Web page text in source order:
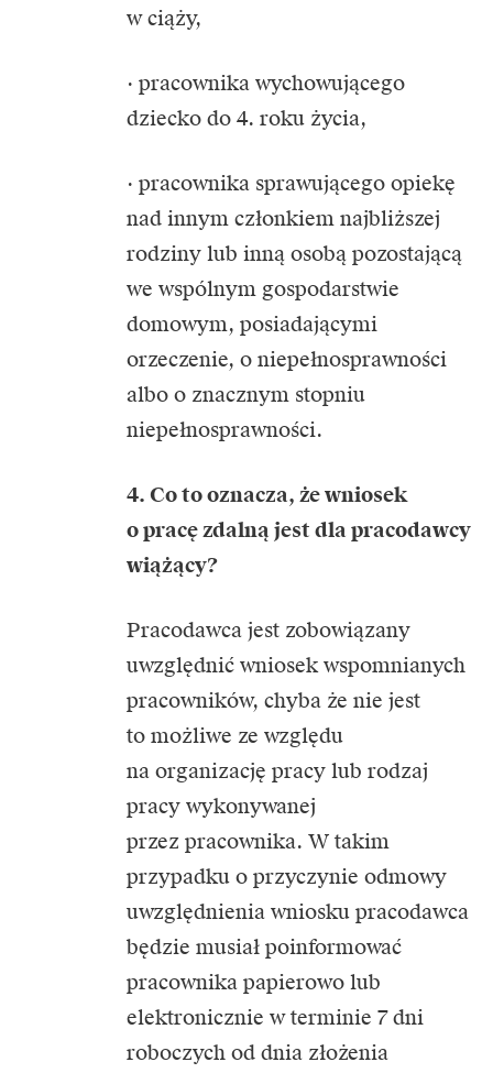
w ciąży,
· pracownika wychowującego
dziecko do 4. roku życia,
· pracownika sprawującego opiekę
nad innym członkiem najbliższej
rodziny lub inną osobą pozostającą
we wspólnym gospodarstwie
domowym, posiadającymi
orzeczenie, o niepełnosprawności
albo o znacznym stopniu
niepełnosprawności.
4. Co to oznacza, że wniosek
o pracę zdalną jest dla pracodawcy
wiążący?
Pracodawca jest zobowiązany
uwzględnić wniosek wspomnianych
pracowników, chyba że nie jest
to możliwe ze względu
na organizację pracy lub rodzaj
pracy wykonywanej
przez pracownika. W takim
przypadku o przyczynie odmowy
uwzględnienia wniosku pracodawca
będzie musiał poinformować
pracownika papierowo lub
elektronicznie w terminie 7 dni
roboczych od dnia złożenia